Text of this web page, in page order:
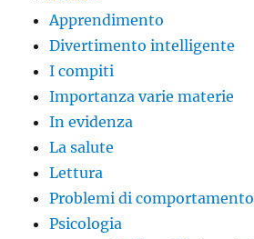
Apprendimento
Divertimento intelligente
I compiti
Importanza varie materie
In evidenza
La salute
Lettura
Problemi di comportamento
Psicologia